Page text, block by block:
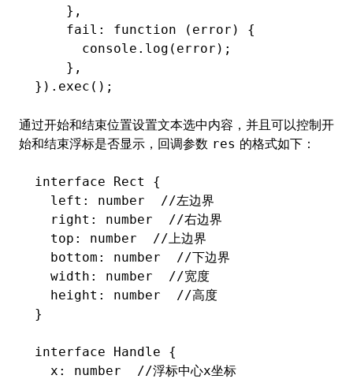
    }
,
    fail
: function (error) {
      console
.log (error);
    }
,
}) .exec ();
通过开始和结束位置设置文本选中内容，并且可以控制开
始和结束浮标是否显示，回调参数 res 的格式如下：
interface Rect
{
  left
: number
  //左边界
  right
: number
  //右边界
  top
: number
  //上边界
  bottom
: number
  //下边界
  width
: number
  //宽度
  height
: number
  //高度
}
interface Handle {
  x
: number
  //浮标中心x坐标